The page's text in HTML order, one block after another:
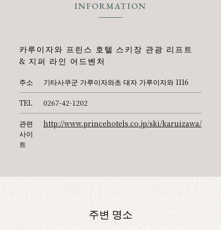
INFORMATION
카루이자와 프린스 호텔 스키장 관광 리프트
& 지퍼 라인 어드벤처
주소 기타사쿠군 가루이자와초 대자 가루이자와 1116
TEL 0267-42-1202
관련
사이
트
http://www.princehotels.co.jp/ski/karuizawa/
주변 명소